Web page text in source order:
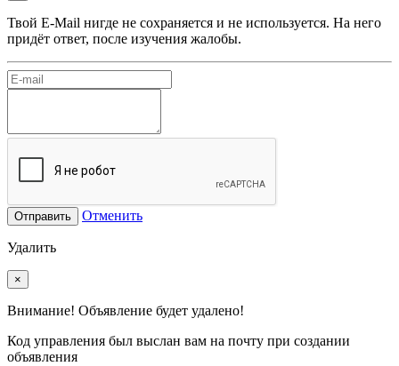
Твой E-Mail нигде не сохраняется и не используется. На него
придёт ответ, после изучения жалобы.
Отправить Отменить
Удалить
×
Внимание! Объявление будет удалено!
Код управления был выслан вам на почту при создании
объявления